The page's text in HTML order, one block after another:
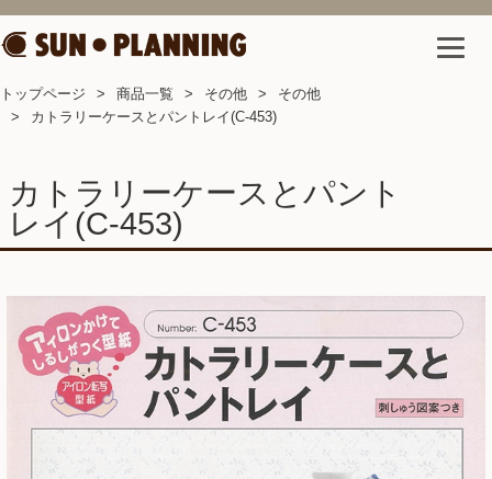
トップページ 商品一覧 その他
その他
カトラリーケースとパントレイ(C-453)
カトラリーケースとパント
レイ(C-453)